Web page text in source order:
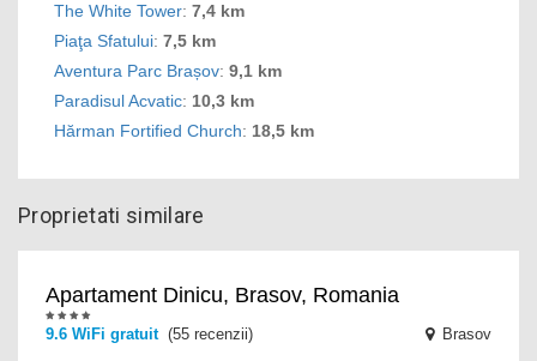
The White Tower: 7,4 km
Piaţa Sfatului: 7,5 km
Aventura Parc Brașov: 9,1 km
Paradisul Acvatic: 10,3 km
Hărman Fortified Church: 18,5 km
Proprietati similare
Apartament Dinicu, Brasov, Romania
9.6 WiFi gratuit(55 recenzii) Brasov